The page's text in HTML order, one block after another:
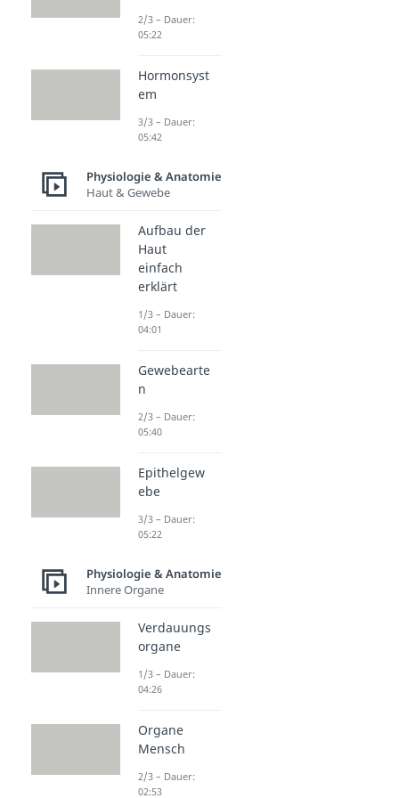
2/3 – Dauer:
05:22
Hormonsyst
em
3/3 – Dauer:
05:42
Physiologie & Anatomie
Haut & Gewebe
Aufbau der
Haut
einfach
erklärt
1/3 – Dauer:
04:01
Gewebearte
n
2/3 – Dauer:
05:40
Epithelgew
ebe
3/3 – Dauer:
05:22
Physiologie & Anatomie
Innere Organe
Verdauungs
organe
1/3 – Dauer:
04:26
Organe
Mensch
2/3 – Dauer:
02:53